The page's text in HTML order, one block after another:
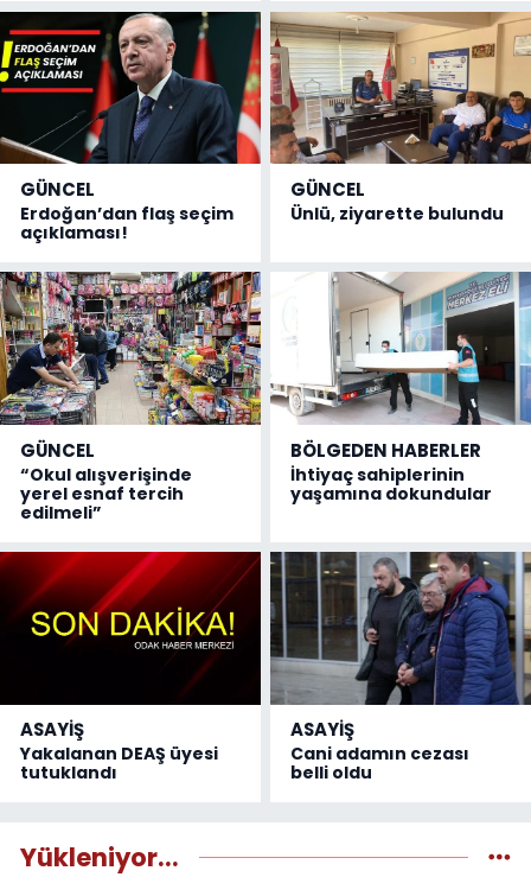
GÜNCEL
Erdoğan’dan flaş seçim
açıklaması!
GÜNCEL
Ünlü, ziyarette bulundu
GÜNCEL
“Okul alışverişinde
yerel esnaf tercih
edilmeli”
BÖLGEDEN HABERLER
İhtiyaç sahiplerinin
yaşamına dokundular
ASAYİŞ
Yakalanan DEAŞ üyesi
tutuklandı
ASAYİŞ
Cani adamın cezası
belli oldu
Yükleniyor...